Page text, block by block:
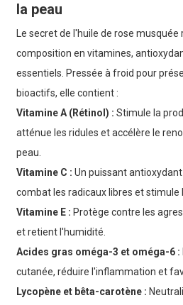
la peau
Le secret de l'huile de rose musquée
composition en vitamines,
essentiels. Pressée à froid pour
bioactifs, elle contient :
Vitamine A (Rétinol) : Stimule la
atténue les ridules et accélère le
peau.
Vitamine C : Un puissant
combat les radicaux libres et stimule
Vitamine E : Protège contre les
et retient l'humidité.
Acides gras oméga-3 et oméga-6 :
cutanée, réduire l'inflammation et
Lycopène et bêta-carotène :